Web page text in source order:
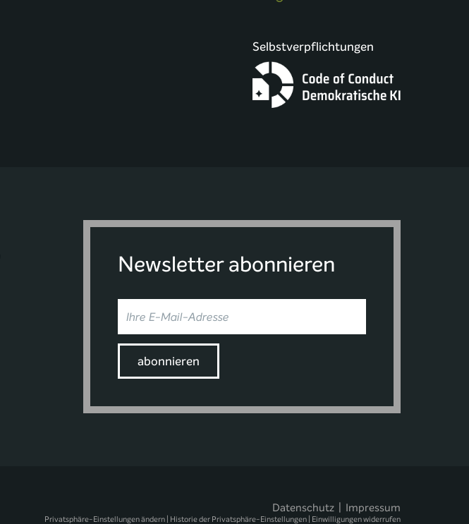
Selbstverpflichtungen
Newsletter abonnieren
Datenschutz Impressum
Privatsphäre-Einstellungen ändern Historie der Privatsphäre-Einstellungen Einwilligungen widerrufen